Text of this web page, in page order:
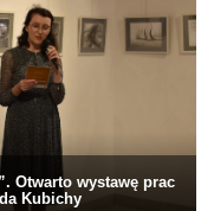
Otwarto wystawę prac
Kubichy